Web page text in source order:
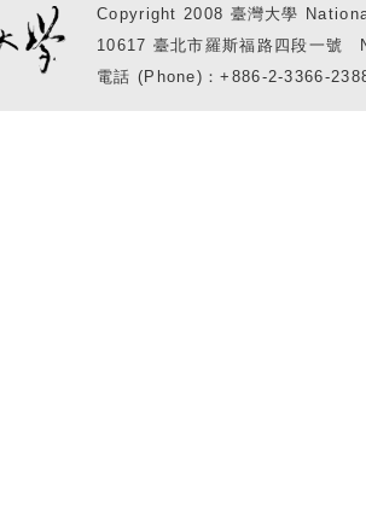
Copyright 2008 臺灣大學
10617 臺北市羅斯福路四段一
電話 (Phone)：+886-2-3366-